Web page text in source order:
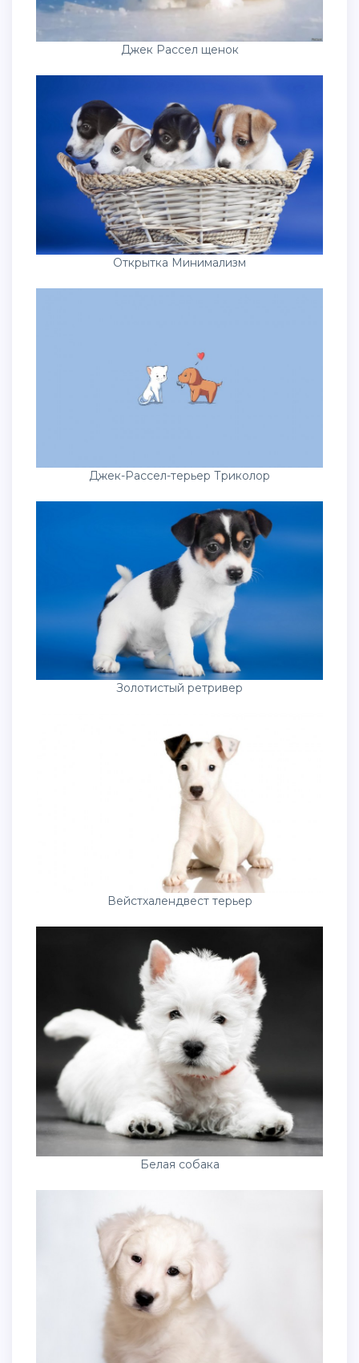
Джек Рассел щенок
Открытка Минимализм
Джек-Рассел-терьер Триколор
Золотистый ретривер
Вейстхалендвест терьер
Белая собака